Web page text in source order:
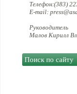
Телефон:(383)
E-mail:
Руководитель
Малов Кирилл